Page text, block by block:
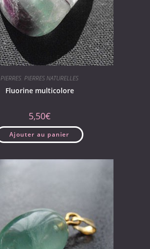
PIERRES PIERRES NATURELLES
Fluorine multicolore
5,50€
Ajouter au panier